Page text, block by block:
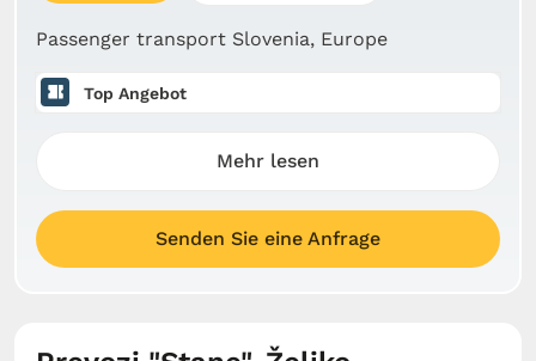
Passenger transport Slovenia, Europe
Top Angebot
Mehr lesen
Senden Sie eine Anfrage